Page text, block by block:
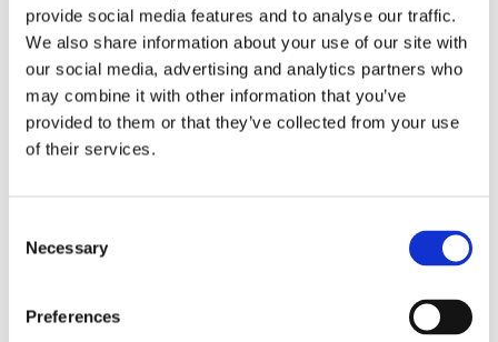
provide social media features and to analyse our traffic.
We also share information about your use of our site with
our social media, advertising and analytics partners who
may combine it with other information that you’ve
provided to them or that they’ve collected from your use
of their services.
Selection
Necessary
Preferences
Consultanță tehnică de specialitate
Posibilitate de returnare în 14 zile
Garanția calității, echipamente profesionale
0756.169.788 |
Ultima săptămână de promoții – oferta este valabilă în limita